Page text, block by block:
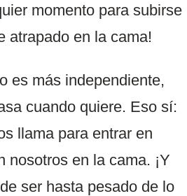
momento para subirse
atrapado en la cama!
es más independiente,
cuando quiere. Eso sí:
llama para entrar en
nosotros en la cama. ¡Y
ser hasta pesado de lo